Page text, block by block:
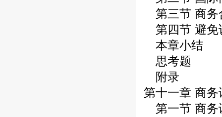
第三节 商务
第四节 避免
本章小结
思考题
附录
第十一章 商
第一节 商务